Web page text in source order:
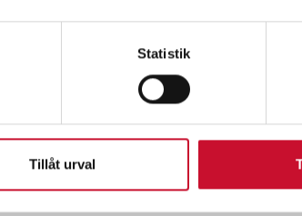
Statistik
Tillåt urval